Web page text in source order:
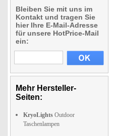
Bleiben Sie mit uns im
Kontakt und tragen Sie
hier Ihre E-Mail-Adresse
für unsere HotPrice-Mail
ein:
Mehr Hersteller-
Seiten:
KryoLights Outdoor
Taschenlampen